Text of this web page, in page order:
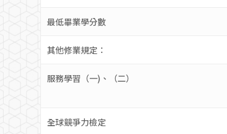
最低畢業學分數
其他修業規定：
服務學習（一)、（二）
全球競爭力檢定